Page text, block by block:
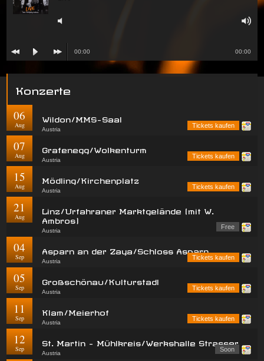
00:00 00:00
Konzerte
06
Aug
Wildon/MMS-Saal
Austria
Tickets kaufen
07
Aug
Grafenegg/Wolkenturm
Austria
Tickets kaufen
15
Aug
Mödling/Kirchenplatz
Austria
Tickets kaufen
21
Aug
Linz/Urfahraner Marktgelände (mit W.
Ambros)
Austria
Free
04
Sep
Asparn an der Zaya/Schloss Asparn
Austria
Tickets kaufen
05
Sep
Großschönau/Kulturstadl
Austria
Tickets kaufen
11
Sep
Klam/Meierhof
Austria
Tickets kaufen
12
Sep
St. Martin - Mühlkreis/Werkshalle Strasser
Austria
Soon